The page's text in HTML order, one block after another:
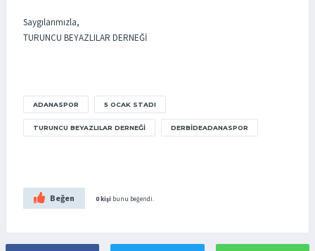
Saygılarımızla,
TURUNCU BEYAZLILAR DERNEĞİ
ADANASPOR 5 OCAK STADI
TURUNCU BEYAZLILAR DERNEĞI DERBIDEADANASPOR
Beğen 0 kişi bunu beğendi.